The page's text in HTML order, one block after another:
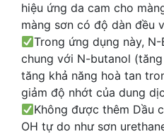
hiệu ứng da cam cho
màng sơn có độ dàn đều
Trong ứng dụng này,
chung với N-butanol
tăng khả năng hoà tan
giảm độ nhớt của dung
Không được thêm Dầu
OH tự do như sơn